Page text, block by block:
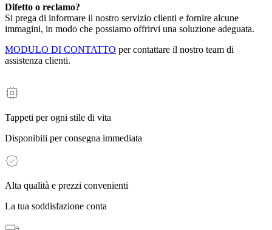
Difetto o reclamo?
Si prega di informare il nostro servizio clienti e fornire alcune
immagini, in modo che possiamo offrirvi una soluzione adeguata.
MODULO DI CONTATTO per contattare il nostro team di
assistenza clienti.
Tappeti per ogni stile di vita
Disponibili per consegna immediata
Alta qualità e prezzi convenienti
La tua soddisfazione conta